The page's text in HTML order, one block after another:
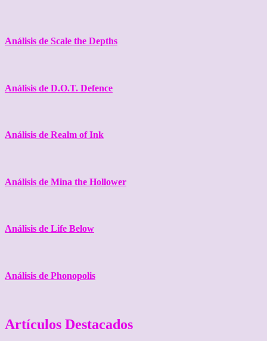
Análisis de Scale the Depths
Análisis de D.O.T. Defence
Análisis de Realm of Ink
Análisis de Mina the Hollower
Análisis de Life Below
Análisis de Phonopolis
Artículos Destacados